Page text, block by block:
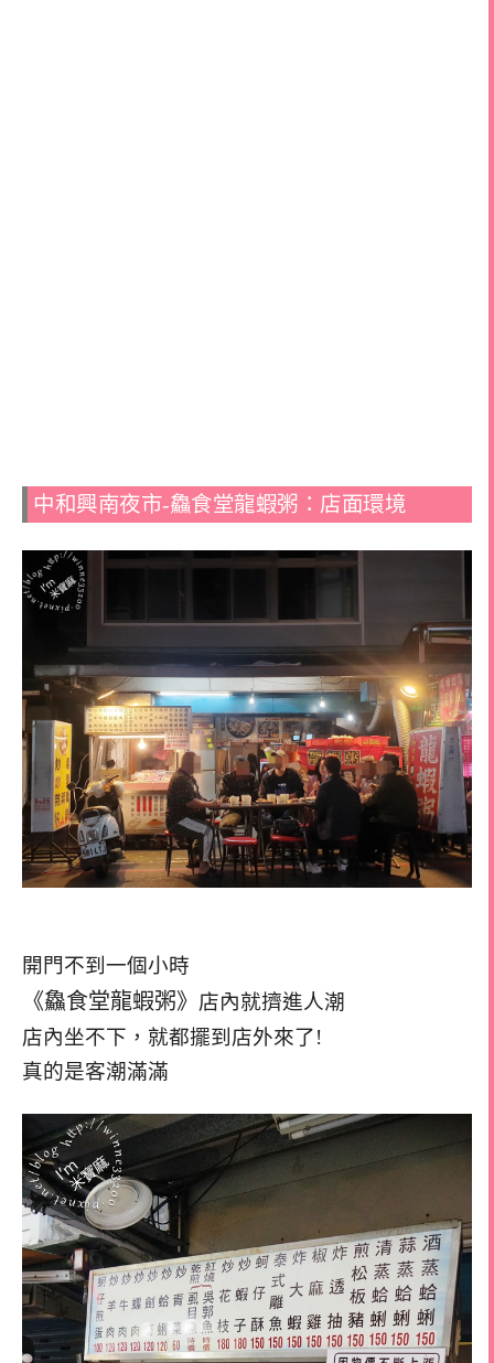
中和興南夜市-鱻食堂龍蝦粥：店面環境
開門不到一個小時
《鱻食堂龍蝦粥》 店內就擠進人潮
店內坐不下，就都擺到店外來了!
真的是客潮滿滿